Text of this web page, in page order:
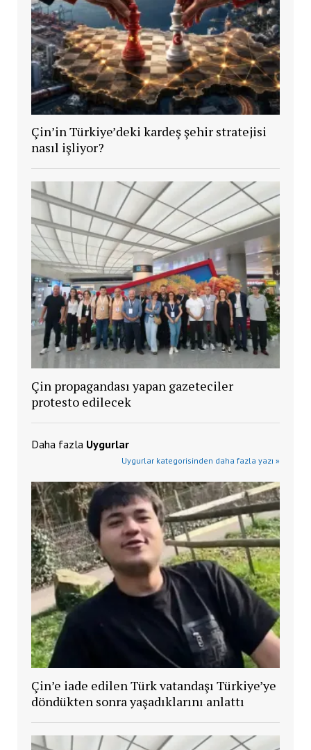
Çin’in Türkiye’deki kardeş şehir stratejisi
nasıl işliyor?
Çin propagandası yapan gazeteciler
protesto edilecek
Daha fazla Uygurlar
Uygurlar kategorisinden daha fazla yazı »
Çin’e iade edilen Türk vatandaşı Türkiye’ye
döndükten sonra yaşadıklarını anlattı